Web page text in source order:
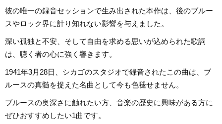
彼の唯一の録音セッションで生み出された本作は、後のブルー
スやロック界に計り知れない影響を与えました。
深い孤独と不安、そして自由を求める思いが込められた歌詞
は、聴く者の心に強く響きます。
1941年3月28日、シカゴのスタジオで録音されたこの曲は、ブ
ルースの真髄を捉えた名曲として今も色褪せません。
ブルースの奥深さに触れたい方、音楽の歴史に興味がある方に
ぜひおすすめしたい1曲です。